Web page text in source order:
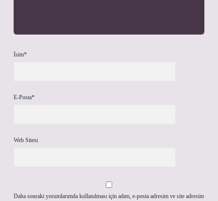
İsim*
E-Posta*
Web Sitesi
Daha sonraki yorumlarımda kullanılması için adım, e-posta adresim ve site adresim